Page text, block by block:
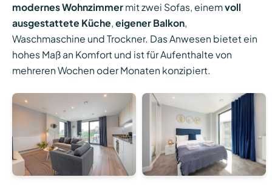
modernes Wohnzimmermit zwei Sofas, einemvoll
ausgestattete Küche, eigener Balkon,
Waschmaschine und Trockner. Das Anwesen bietet ein
hohes Maß an Komfort und ist für Aufenthalte von
mehreren Wochen oder Monaten konzipiert.